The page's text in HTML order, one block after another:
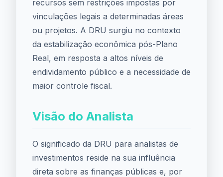
recursos sem restrições impostas por
vinculações legais a determinadas áreas
ou projetos. A DRU surgiu no contexto
da estabilização econômica pós-Plano
Real, em resposta a altos níveis de
endividamento público e a necessidade de
maior controle fiscal.
Visão do Analista
O significado da DRU para analistas de
investimentos reside na sua influência
direta sobre as finanças públicas e, por